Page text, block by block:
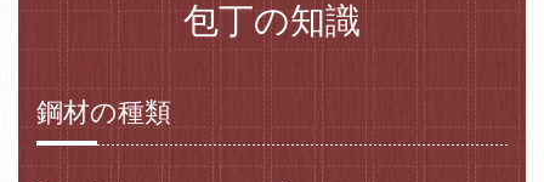
包丁の知識
鋼材の種類